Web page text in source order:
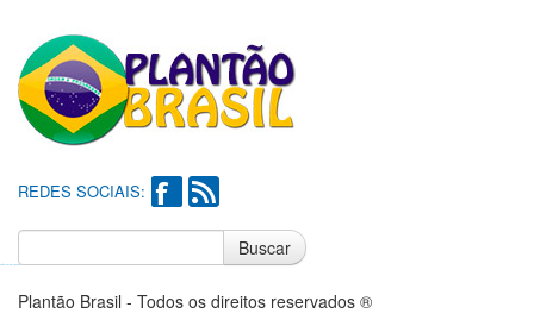
REDES SOCIAIS:
Buscar
Plantão Brasil - Todos os direitos reservados ®